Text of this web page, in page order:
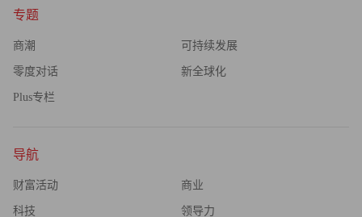
的能力，减少了工作时间。福田科技有限公司是一家香港电
子产品企业，专门设计、生产、销售和批发高科技电子产
品，并在深圳拥有生产工厂。由于实行了良好的 CSR 政
管理）管理体系认证的企业；2 月，公司获得了香港社会服
务协会颁发的“商界关怀奖”殊荣。公司执行董事查逸超说，
除了公关效果，企业还将获得长期的财务回报。
专题
商潮 可持续发展
零度对话 新全球化
Plus专栏
导航
财富活动 商业
科技 领导力